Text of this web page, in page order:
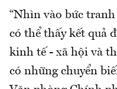
“Nhìn vào bức
có thể thấy kết quả
kinh tế - xã hội và
có những chuyển